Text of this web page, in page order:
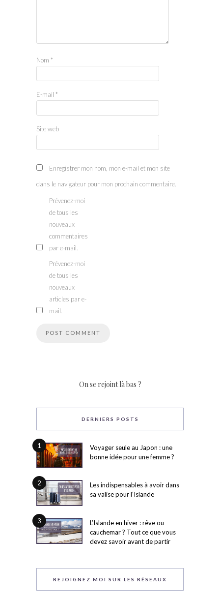
Nom *
E-mail *
Site web
Enregistrer mon nom, mon e-mail et mon site
dans le navigateur pour mon prochain commentaire.
Prévenez-moi
de tous les
nouveaux
commentaires
par e-mail.
Prévenez-moi
de tous les
nouveaux
articles par e-
mail.
On se rejoint là bas ?
DERNIERS POSTS
1
Voyager seule au Japon : une
bonne idée pour une femme ?
2
Les indispensables à avoir dans
sa valise pour l’Islande
3
L’Islande en hiver : rêve ou
cauchemar ? Tout ce que vous
devez savoir avant de partir
REJOIGNEZ MOI SUR LES RÉSEAUX